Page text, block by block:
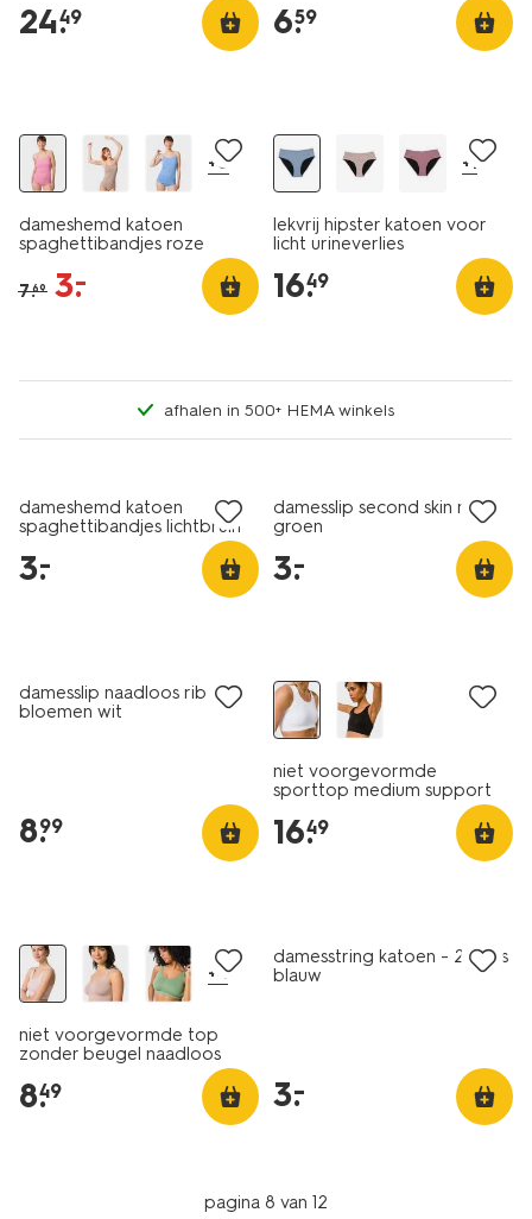
24.
49 6.
59
+6
dameshemd katoen
spaghettibandjes roze
7.69 3.
–
+1
lekvrij hipster katoen voor
licht urineverlies
16.
49
afhalen in 500+ HEMA winkels
dameshemd katoen
spaghettibandjes lichtbruin
3.
–
damesslip second skin micro
groen
3.
–
damesslip naadloos rib
bloemen wit
8.
99
niet voorgevormde
sporttop medium support
zonder beugel naadloos wit
16.
49
+4
niet voorgevormde top
zonder beugel naadloos
8.
49
damesstring katoen - 2 stuks
blauw
3.
–
pagina 8 van 12